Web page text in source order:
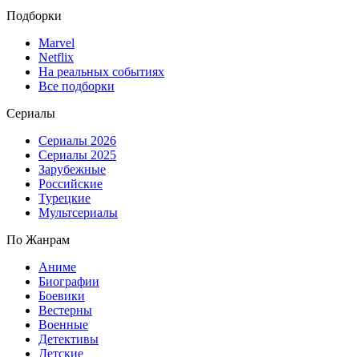
Подборки
Marvel
Netflix
На реальных событиях
Все подборки
Сериалы
Сериалы 2026
Сериалы 2025
Зарубежные
Российские
Турецкие
Мультсериалы
По Жанрам
Аниме
Биографии
Боевики
Вестерны
Военные
Детективы
Детские